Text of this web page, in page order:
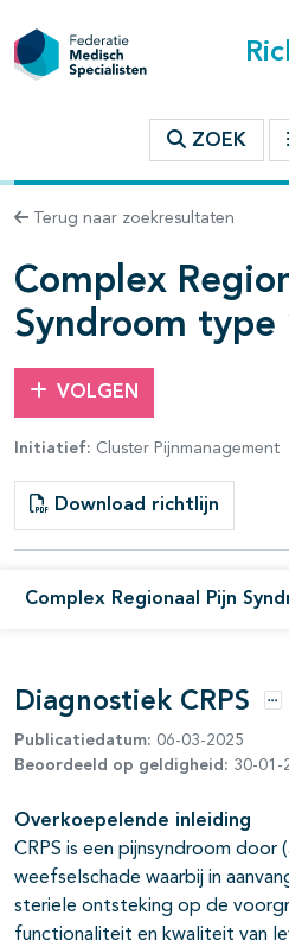
ZOEK
Terug naar zoekresultaten
Complex
Syndroom type
VOLGEN
Initiatief: Cluster Pijnmanagement
Download richtlijn
Complex Regionaal Pijn
binnen deze richtlijn
open- en dichtklappen
open- en dichtklappen
open- en dichtklappen
open- en
Diagnostiek CRPS
Publicatiedatum: 06-03-2025
Beoordeeld op geldigheid: 30-01-
Overkoepelende inleiding
CRPS is een pijnsyndroom
weefselschade waarbij in
steriele ontsteking op de
functionaliteit en kwaliteit van